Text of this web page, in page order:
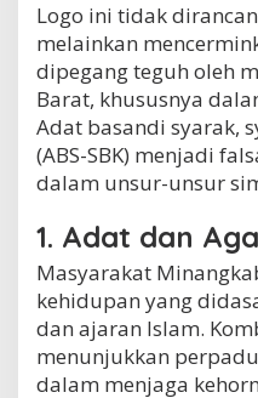
Logo ini tidak
melainkan
dipegang teguh oleh
Barat, khususnya
Adat basandi syarak,
(ABS-SBK) menjadi
dalam unsur-unsur
1. Adat dan
Masyarakat
kehidupan yang
dan ajaran Islam.
menunjukkan
dalam menjaga